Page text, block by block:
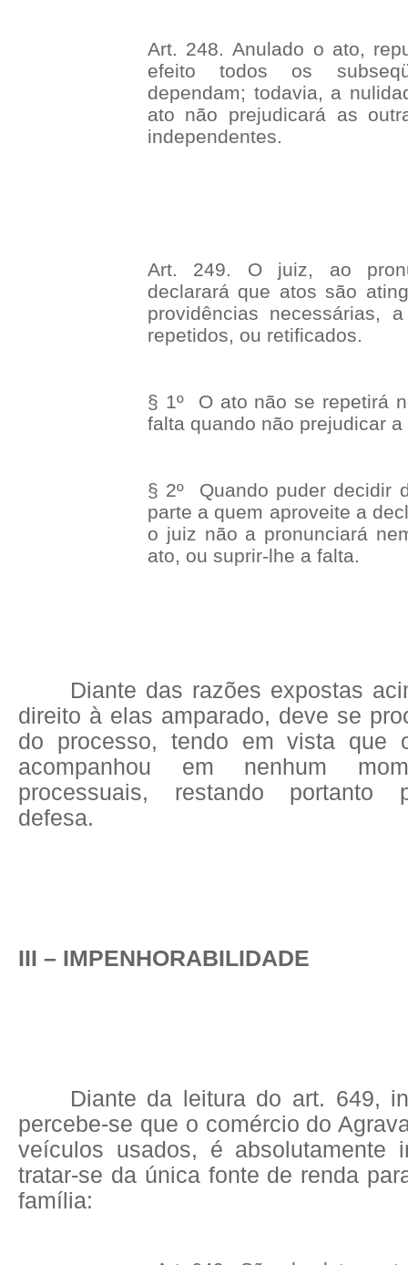
Art. 248. Anulado o ato,
efeito todos os
dependam; todavia, a
ato não prejudicará as
independentes.
Art. 249. O juiz, ao
declarará que atos são
providências necessárias,
repetidos, ou retificados.
§ 1º O ato não se repetirá
falta quando não prejudicar a
§ 2º Quando puder decidir
parte a quem aproveite a
o juiz não a pronunciará
ato, ou suprir-lhe a falta.
Diante das razões expostas
direito à elas amparado, deve se
do processo, tendo em vista que
acompanhou em nenhum
processuais, restando portanto
defesa.
III – IMPENHORABILIDADE
Diante da leitura do art. 649,
percebe-se que o comércio do
veículos usados, é absolutamente
tratar-se da única fonte de renda
família: